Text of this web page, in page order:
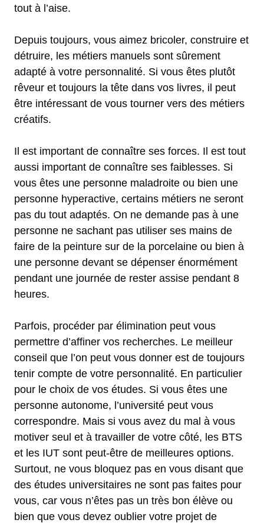
tout à l’aise.
Depuis toujours, vous aimez bricoler, construire et
détruire, les métiers manuels sont sûrement
adapté à votre personnalité. Si vous êtes plutôt
rêveur et toujours la tête dans vos livres, il peut
être intéressant de vous tourner vers des métiers
créatifs.
Il est important de connaître ses forces. Il est tout
aussi important de connaître ses faiblesses. Si
vous êtes une personne maladroite ou bien une
personne hyperactive, certains métiers ne seront
pas du tout adaptés. On ne demande pas à une
personne ne sachant pas utiliser ses mains de
faire de la peinture sur de la porcelaine ou bien à
une personne devant se dépenser énormément
pendant une journée de rester assise pendant 8
heures.
Parfois, procéder par élimination peut vous
permettre d’affiner vos recherches. Le meilleur
conseil que l’on peut vous donner est de toujours
tenir compte de votre personnalité. En particulier
pour le choix de vos études. Si vous êtes une
personne autonome, l’université peut vous
correspondre. Mais si vous avez du mal à vous
motiver seul et à travailler de votre côté, les BTS
et les IUT sont peut-être de meilleures options.
Surtout, ne vous bloquez pas en vous disant que
des études universitaires ne sont pas faites pour
vous, car vous n’êtes pas un très bon élève ou
bien que vous devez oublier votre projet de